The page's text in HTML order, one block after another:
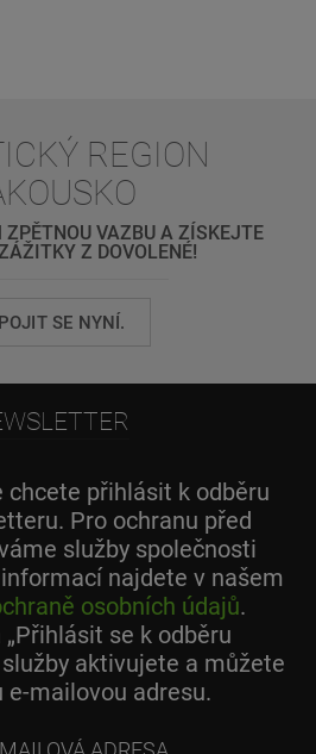
REGION
ZPĚTNOU VAZBU A ZÍSKEJTE
Z DOVOLENÉ!
SE NYNÍ.
chcete přihlásit k odběru
Pro ochranu před
služby společnosti
najdete v našem
osobních údajů.
se k odběru
aktivujete a můžete
e-mailovou adresu.